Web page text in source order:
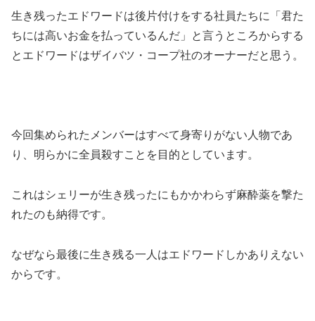
生き残ったエドワードは後片付けをする社員たちに「君た
ちには高いお金を払っているんだ」と言うところからする
とエドワードはザイバツ・コープ社のオーナーだと思う。
今回集められたメンバーはすべて身寄りがない人物であ
り、明らかに全員殺すことを目的としています。
これはシェリーが生き残ったにもかかわらず麻酔薬を撃た
れたのも納得です。
なぜなら最後に生き残る一人はエドワードしかありえない
からです。